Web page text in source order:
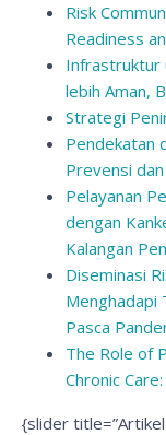
Risk
Readiness
Infrastruktur
lebih Aman,
Strategi
Pendekatan
Prevensi
Pelayanan
dengan
Kalangan
Diseminasi
Menghadapi
Pasca
The Role of
Chronic
{slider